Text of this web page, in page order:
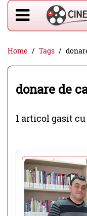
Home Tags
donare de
1 articol gasit